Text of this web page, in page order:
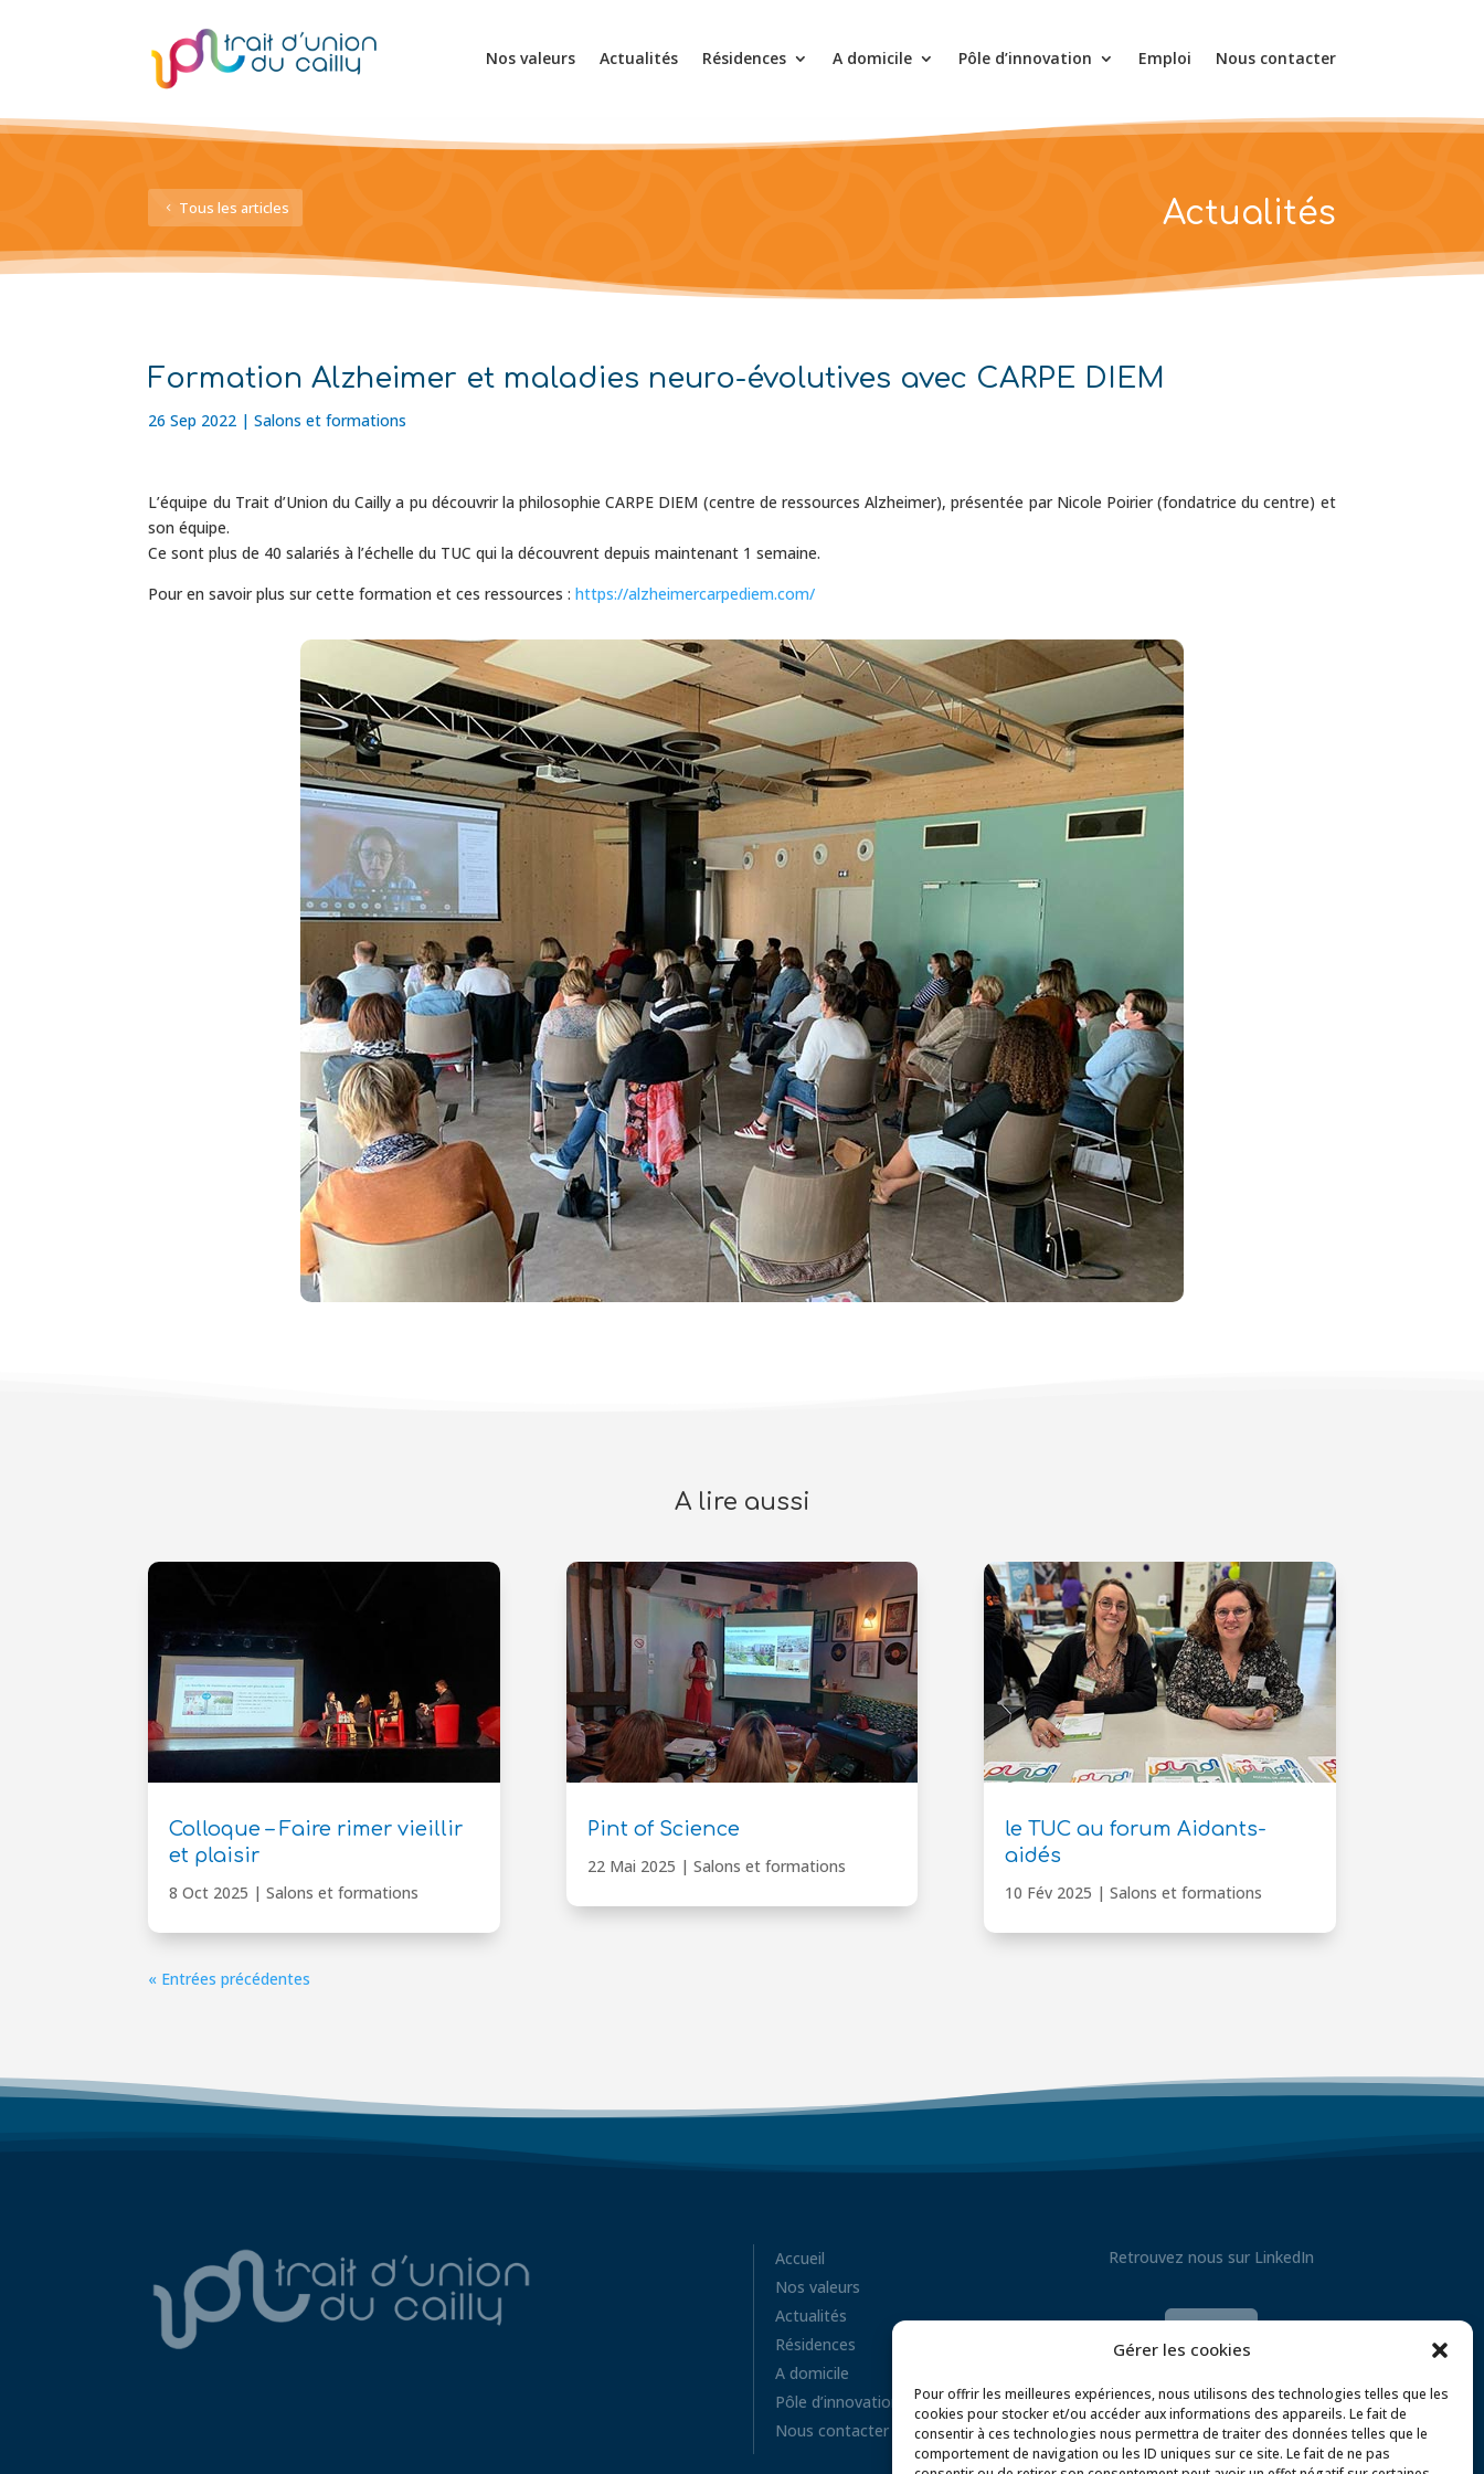
Gérer les cookies
Pour offrir les meilleures expériences, nous utilisons des technologies telles que les
cookies pour stocker et/ou accéder aux informations des appareils. Le fait de
consentir à ces technologies nous permettra de traiter des données telles que le
comportement de navigation ou les ID uniques sur ce site. Le fait de ne pas
Nos valeurs Actualités Résidences A domicile Pôle d’innovation Emploi Nous contacter
Tous les articles Actualités
Formation Alzheimer et maladies neuro-évolutives avec CARPE DIEM
26 Sep 2022 |Salons et formations
L’équipe du Trait d’Union du Cailly a pu découvrir la philosophie CARPE DIEM (centre de ressources Alzheimer), présentée par Nicole Poirier (fondatrice du centre) et
son équipe.
Ce sont plus de 40 salariés à l’échelle du TUC qui la découvrent depuis maintenant 1 semaine.
Pour en savoir plus sur cette formation et ces ressources :https://alzheimercarpediem.com/
A lire aussi
Colloque – Faire rimer vieillir
et plaisir
8 Oct 2025 |Salons et formations
Pint of Science
22 Mai 2025 | Salons et formations
le TUC au forum Aidants-
aidés
10 Fév 2025 | Salons et formations
« Entrées précédentes
Accueil
Nos valeurs
Actualités
Résidences
A domicile
Pôle d’innovation
Nous contacter
Retrouvez nous sur LinkedIn
